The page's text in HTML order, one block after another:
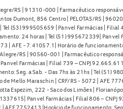
RS | 91310-000 | Farmacêutico
Dumont, 856 Centro | PELOTAS/RS |
(53) 999505659 | Panvel Farmácias |
24 horas | Tel (51) 995672339|
AFE - 7.41057.1| Horário de
RS | 90560-001 | Farmacêutico
Farmácias | Filial 739 – CNPJ
Seg. a Sab. - Das 7hs às 21hs | Tel (51)
Mello Maraschin | CRF/RS - 5072 | AFE
Espezim, 222 - Saco dos Limões |
Panvel Farmácias | Filial 806 –
AFE 7752413 |Horário de funcionamento: